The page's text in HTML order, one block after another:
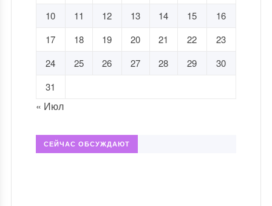
10
11 12 13 14 15
16
17
18 19 20 21 22
23
24
25 26 27 28 29
30
31
« Июл
СЕЙЧАС ОБСУЖДАЮТ